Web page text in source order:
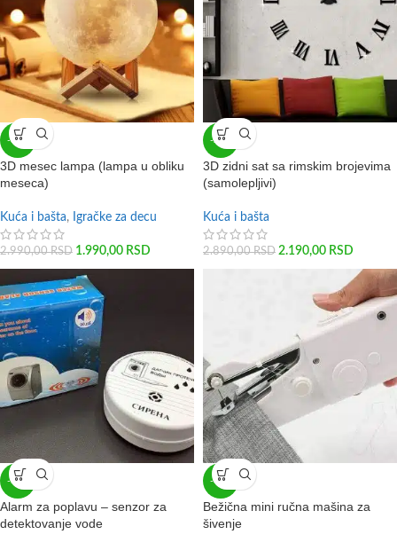
-33%
3D mesec lampa (lampa u obliku
meseca)
Kuća i bašta, Igračke za decu
2.990,00RSD 1.990,00 RSD
-24%
3D zidni sat sa rimskim brojevima
(samolepljivi)
Kuća i bašta
2.890,00RSD 2.190,00 RSD
-55%
Alarm za poplavu – senzor za
detektovanje vode
-32%
Bežična mini ručna mašina za
šivenje